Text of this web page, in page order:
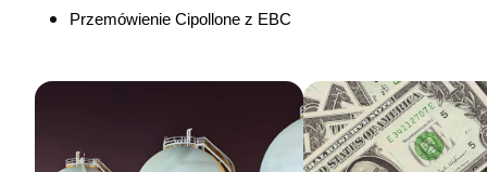
Przemówienie Cipollone z EBC